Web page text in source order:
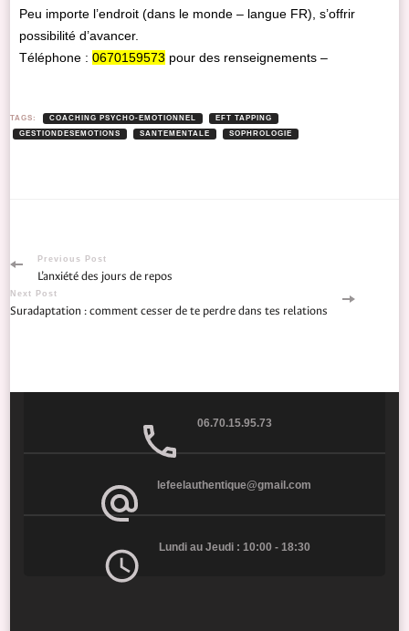
Peu importe l’endroit (dans le monde – langue FR), s’offrir
possibilité d’avancer.
Téléphone :0670159573 pour des renseignements –
TAGS: COACHING PSYCHO-EMOTIONNEL
EFT TAPPING
GESTIONDESEMOTIONS
SANTEMENTALE SOPHROLOGIE
Previous Post
L’anxiété des jours de repos
Next Post
Suradaptation : comment cesser de te perdre dans tes relations
06.70.15.95.73
lefeelauthentique@gmail.com
Lundi au Jeudi : 10:00 - 18:30